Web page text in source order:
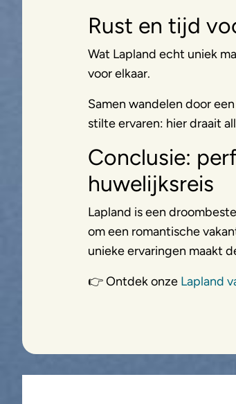
Rust en tijd
Wat Lapland echt uniek
voor elkaar.
Samen wandelen door
stilte ervaren: hier draait
Conclusie:
huwelijksreis
Lapland is een
om een romantische
unieke ervaringen maakt
👉 Ontdek onze Lapland